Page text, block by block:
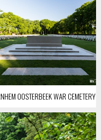
OOSTERBEEK WAR CEMETERY